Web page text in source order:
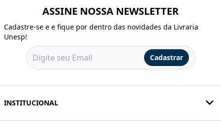
ASSINE NOSSA NEWSLETTER
Cadastre-se e e fique por dentro das novidades da Livraria
Unesp!
Cadastrar
INSTITUCIONAL